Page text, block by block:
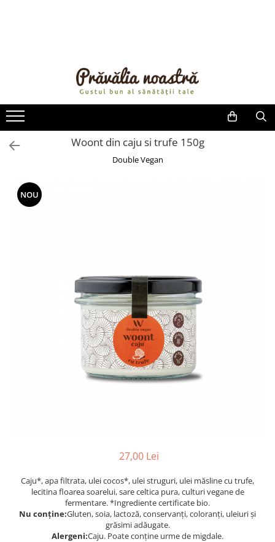
ULEIURI ȘI UNTURI
MĂSLINE
NUCI ȘI SEMINȚE
FRUCTE DESHIDRATATE
FRUCTE LA CONSERVĂ
OȚETURI ȘI SOSURI
CREME ȘI PASTE TARTINABILE
CEAIURI GRECEȘTI
CIOCOLATĂ ȘI CACAO
REMEDII NATURISTE
TOATE PRODUSELE
Woont din caju si trufe 150g
Double Vegan
NOU
27,00 Lei
Caju*, apa filtrata, ulei cocos*, ulei struguri, ulei măsline cu trufe,
lecitina floarea soarelui, sare celtica pura, culturi vegane de
fermentare. *Ingrediente certificate bio.
Nu conține:Gluten, soia, lactoză, conservanți, coloranți, uleiuri și
grăsimi adăugate.
Alergeni:Caju. Poate conține urme de migdale.